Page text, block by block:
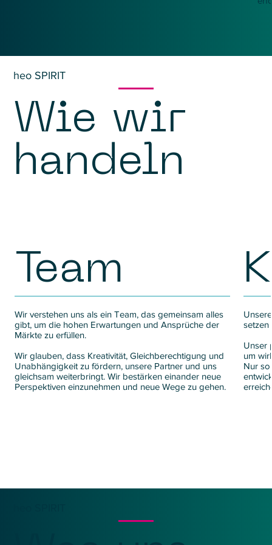
Wie wir
handeln
heo SPIRIT
Team
Wir verstehen uns als ein Team, das gemeinsam alles
gibt, um die hohen Erwartungen und Ansprüche der
Märkte zu erfüllen.
Wir glauben, dass Kreativität, Gleichberechtigung und
Unabhängigkeit zu fördern, unsere Partner und uns
gleichsam weiterbringt. Wir bestärken einander neue
Perspektiven einzunehmen und neue Wege zu gehen.
setzen
Unser
um
Nur so